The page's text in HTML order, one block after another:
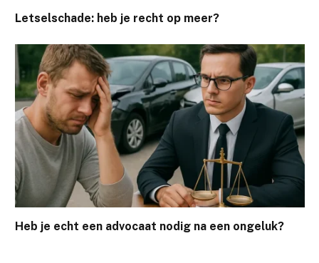
Letselschade: heb je recht op meer?
Heb je echt een advocaat nodig na een ongeluk?